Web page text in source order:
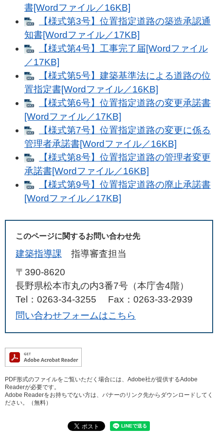
書[Wordファイル／16KB]
【様式第3号】位置指定道路の築造承認通
知書[Wordファイル／17KB]
【様式第4号】工事完了届[Wordファイル
／17KB]
【様式第5号】建築基準法による道路の位
置指定書[Wordファイル／16KB]
【様式第6号】位置指定道路の変更承諾書
[Wordファイル／17KB]
【様式第7号】位置指定道路の変更に係る
管理者承諾書[Wordファイル／16KB]
【様式第8号】位置指定道路の管理者変更
承諾書[Wordファイル／16KB]
【様式第9号】位置指定道路の廃止承諾書
[Wordファイル／17KB]
このページに関するお問い合わせ先
建築指導課
指導審査担当
〒390-8620
長野県松本市丸の内3番7号（本庁舎4階）
Tel：0263-34-3255
Fax：0263-33-2939
問い合わせフォームはこちら
PDF形式のファイルをご覧いただく場合には、Adobe社が提供するAdobe
Readerが必要です。
Adobe Readerをお持ちでない方は、バナーのリンク先からダウンロードしてく
ださい。（無料）